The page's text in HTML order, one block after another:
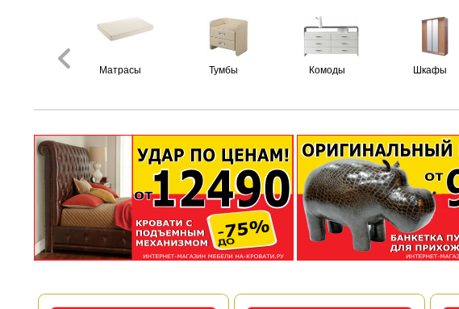
Матрасы Тумбы Комоды Шкафы